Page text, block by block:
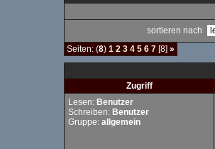
sortieren nach
Seiten: (8) 1 2 3 4 5 6 7 [8] »
Zugriff
Lesen: Benutzer
Schreiben: Benutzer
Gruppe: allgemein